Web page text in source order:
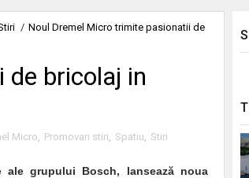
/ Noul Dremel Micro trimite pasionatii de
bricolaj in
Micro, Promovari stiri, Spatiu, Stiri
grupului Bosch, lansează noua